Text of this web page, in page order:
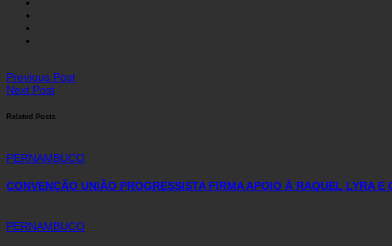
Previous Post
Next Post
Related Posts
PERNAMBUCO
CONVENÇÃO UNIÃO PROGRESSISTA FIRMA APOIO À RAQUEL LYRA
PERNAMBUCO